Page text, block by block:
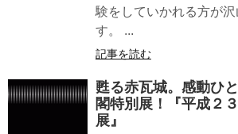
験をしていかれる方が
す。 ...
記事を読む
甦る赤瓦城。感動ひ
閣特別展！『平成２
展』